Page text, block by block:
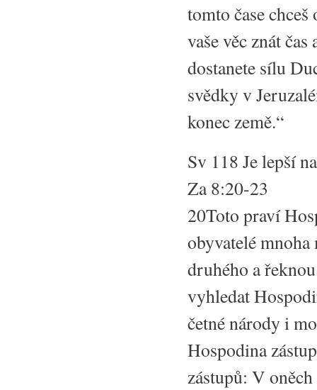
tomto čase
vaše věc znát
dostanete sílu
svědky v
konec země.“
Sv 118 Je lepší
Za 8:20-23
20Toto praví
obyvatelé
druhého a
vyhledat
četné národy i
Hospodina
zástupů: V